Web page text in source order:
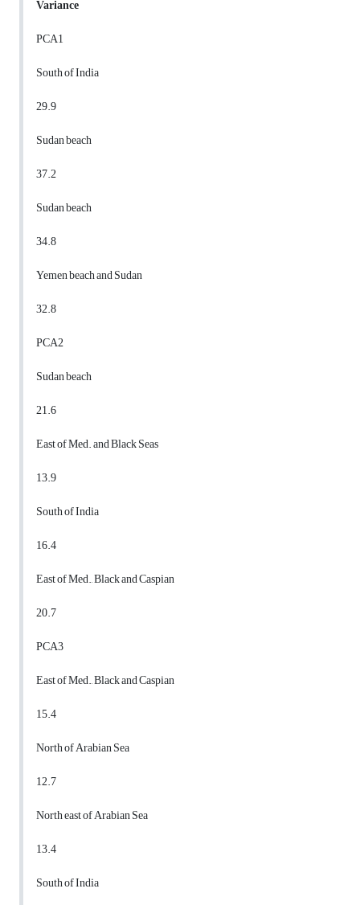
Variance
PCA1
South of India
29.9
Sudan beach
37.2
Sudan beach
34.8
Yemen beach and Sudan
32.8
PCA2
Sudan beach
21.6
East of Med. and Black Seas
13.9
South of India
16.4
East of Med., Black and Caspian
20.7
PCA3
East of Med., Black and Caspian
15.4
North of Arabian Sea
12.7
North east of Arabian Sea
13.4
South of India